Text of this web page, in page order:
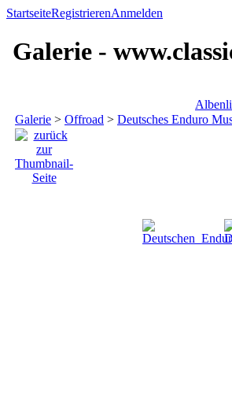
StartseiteRegistrierenAnmelden
Galerie -
Galerie > Offroad > Deutsches Enduro